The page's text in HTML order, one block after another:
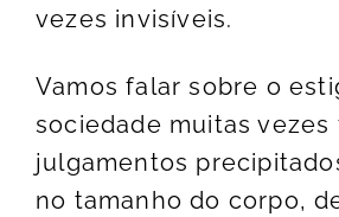
vezes invisíveis.
Vamos falar sobre o
sociedade muitas vezes
julgamentos
no tamanho do corpo,